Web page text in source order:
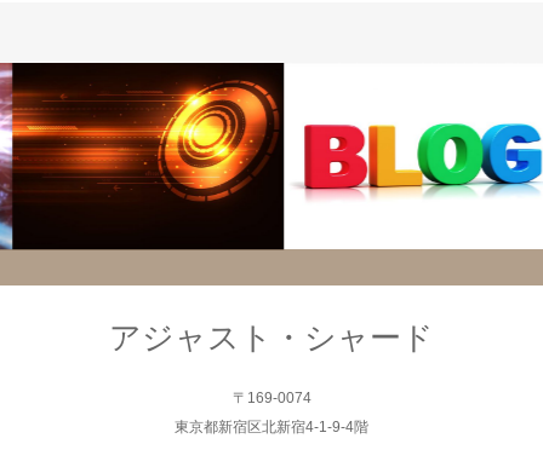
アジャスト・シャード
〒169-0074
東京都新宿区北新宿4-1-9-4階